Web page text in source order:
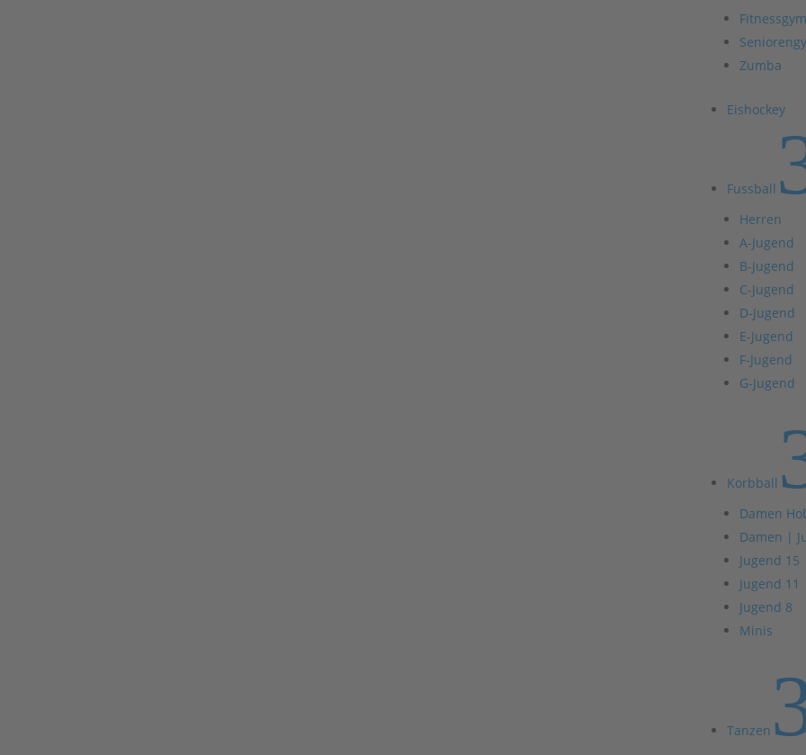
Zumba
Eishockey
Fussball
Herren
A-Jugend
B-Jugend
C-Jugend
D-Jugend
E-Jugend
F-Jugend
G-Jugend
Korbball
Damen
Damen |
Jugend 15
Jugend 11
Jugend 8
Minis
Tanzen